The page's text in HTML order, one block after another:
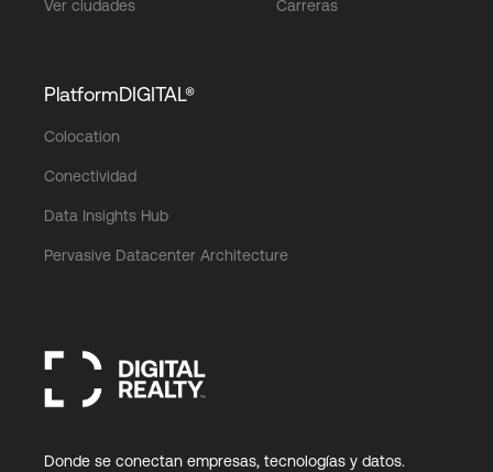
Ver ciudades Carreras
PlatformDIGITAL®
Colocation
Conectividad
Data Insights Hub
Pervasive Datacenter Architecture
Donde se conectan empresas, tecnologías y datos.